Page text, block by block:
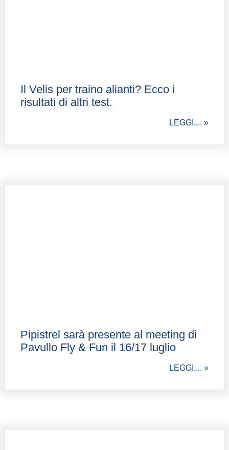
Il Velis per traino alianti? Ecco i
risultati di altri test.
LEGGI.... »
Pipistrel sarà presente al meeting di
Pavullo Fly & Fun il 16/17 luglio
LEGGI.... »